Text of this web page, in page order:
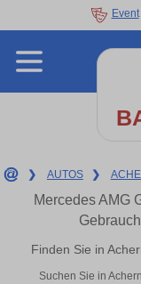
Event
❯ AUTOS ❯
Mercedes AMG
Finden Sie in
Suchen Sie in